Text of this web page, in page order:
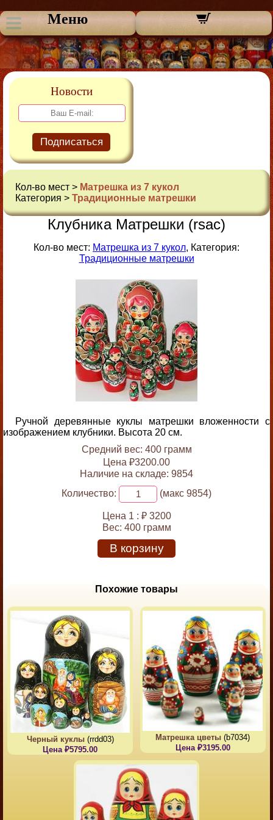
Меню
Новости
Подписаться
Кол-во мест > Матрешка из 7 кукол
Категория > Традиционные матрешки
Клубника Матрешки (rsac)
Кол-во мест: Матрешка из 7 кукол, Категория:
Традиционные матрешки
Ручной деревянные куклы матрешки вложенности с
изображением клубники. Высота 20 см.
Средний вес: 400 грамм
Цена ₽3200.00
Наличие на складе: 9854
Количество:
(макс 9854)
Цена 1 : ₽ 3200
Вес: 400 грамм
В корзину
Похожие товары
Черный куклы(rrdd03)
Цена ₽5795.00
Матрешка цветы (b7034)
Цена ₽3195.00